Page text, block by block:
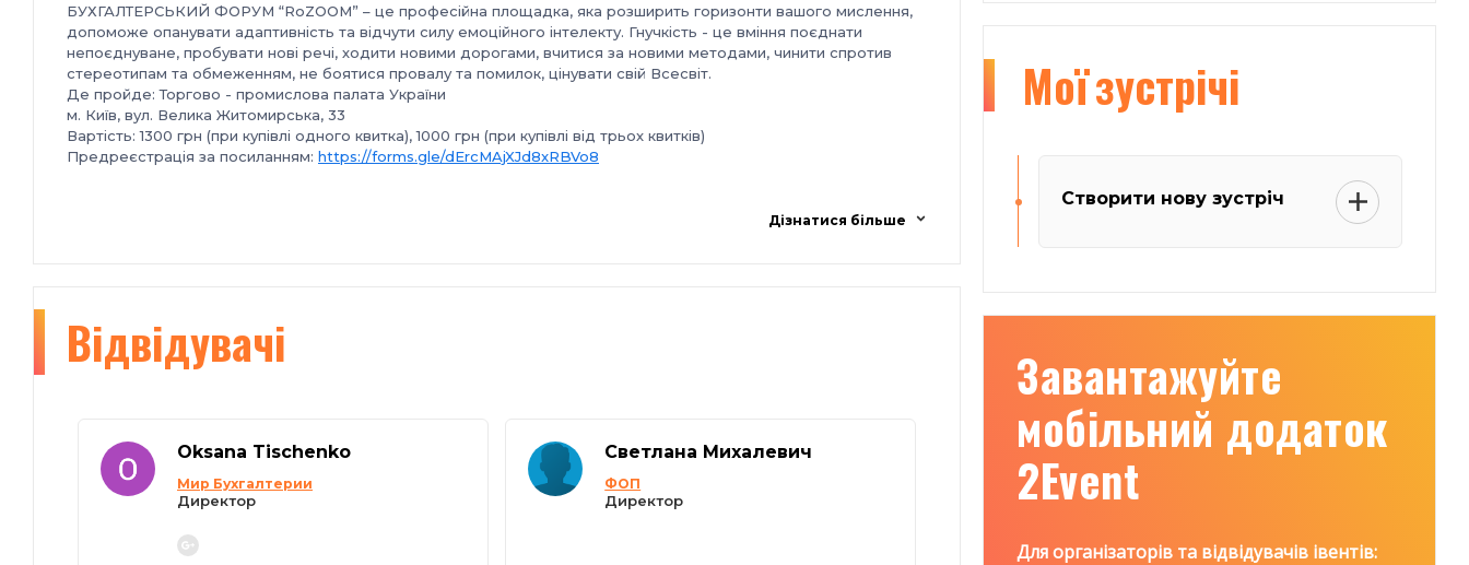
БУХГАЛТЕРСЬКИЙ ФОРУМ “RoZOOM” – це професійна площадка, яка розширить горизонти вашого мислення,
допоможе опанувати адаптивність та відчути силу емоційного інтелекту. Гнучкість - це вміння поєднати
непоєднуване, пробувати нові речі, ходити новими дорогами, вчитися за новими методами, чинити спротив
стереотипам та обмеженням, не боятися провалу та помилок, цінувати свій Всесвіт.
Де пройде: Торгово - промислова палата України
м. Київ, вул. Велика Житомирська, 33
Вартість: 1300 грн (при купівлі одного квитка), 1000 грн (при купівлі від трьох квитків)
Предреєстрація за посиланням: https://forms.gle/dErcMAjXJd8xRBVo8
Дізнатися більше
Моїзустрічі
Створити нову зустріч
Завантажуйте
мобільний додаток
2Event
Для організаторів та відвідувачів івентів:
Відвідувачі
Oksana Tischenko
Мир Бухгалтерии
Директор
Светлана Михалевич
ФОП
Директор